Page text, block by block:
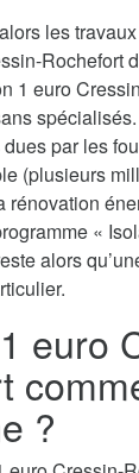
les
Rochefort
1 euro
spécialisés.
par les
(plusieurs
rénovation
«
alors
euro
?